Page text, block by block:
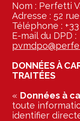
Nom : Perfetti
Adresse : 52
Téléphone :
E-mail du DPD :
DONNÉES À
TRAITÉES
« Données à
toute
identifier